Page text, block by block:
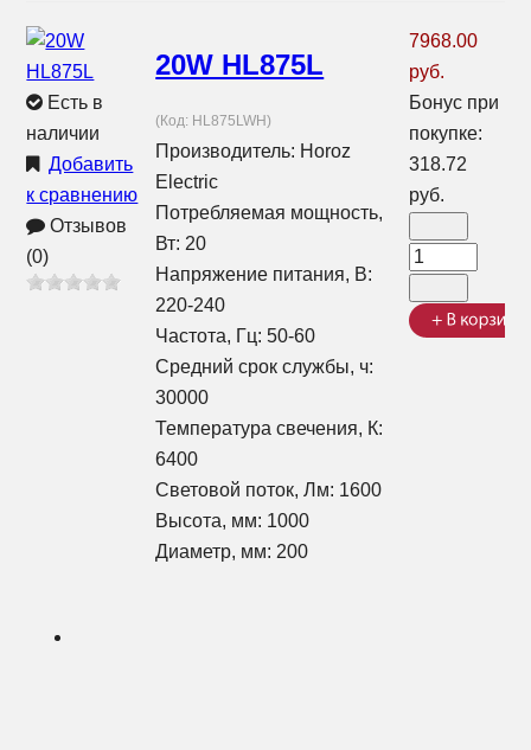
Есть в
наличии
Добавить
к сравнению
Отзывов
(0)
20W HL875L
(Код: HL875LWH)
Производитель: Horoz
Electric
Потребляемая мощность,
Вт: 20
Напряжение питания, В:
220-240
Частота, Гц: 50-60
Средний срок службы, ч:
30000
Температура свечения, К:
6400
Световой поток, Лм: 1600
Высота, мм: 1000
Диаметр, мм: 200
7968.00
руб.
Бонус при
покупке:
318.72
руб.